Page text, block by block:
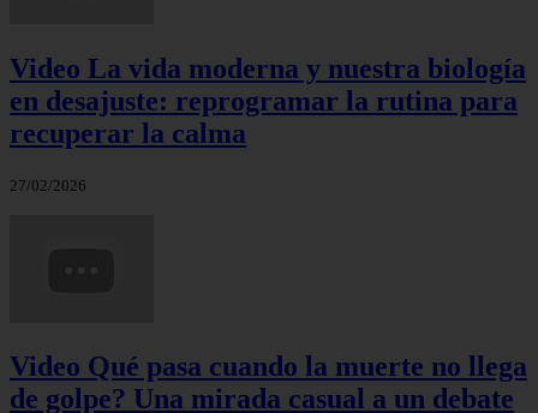
Video La vida moderna y nuestra biología
en desajuste: reprogramar la rutina para
recuperar la calma
27/02/2026
Video Qué pasa cuando la muerte no llega
de golpe? Una mirada casual a un debate